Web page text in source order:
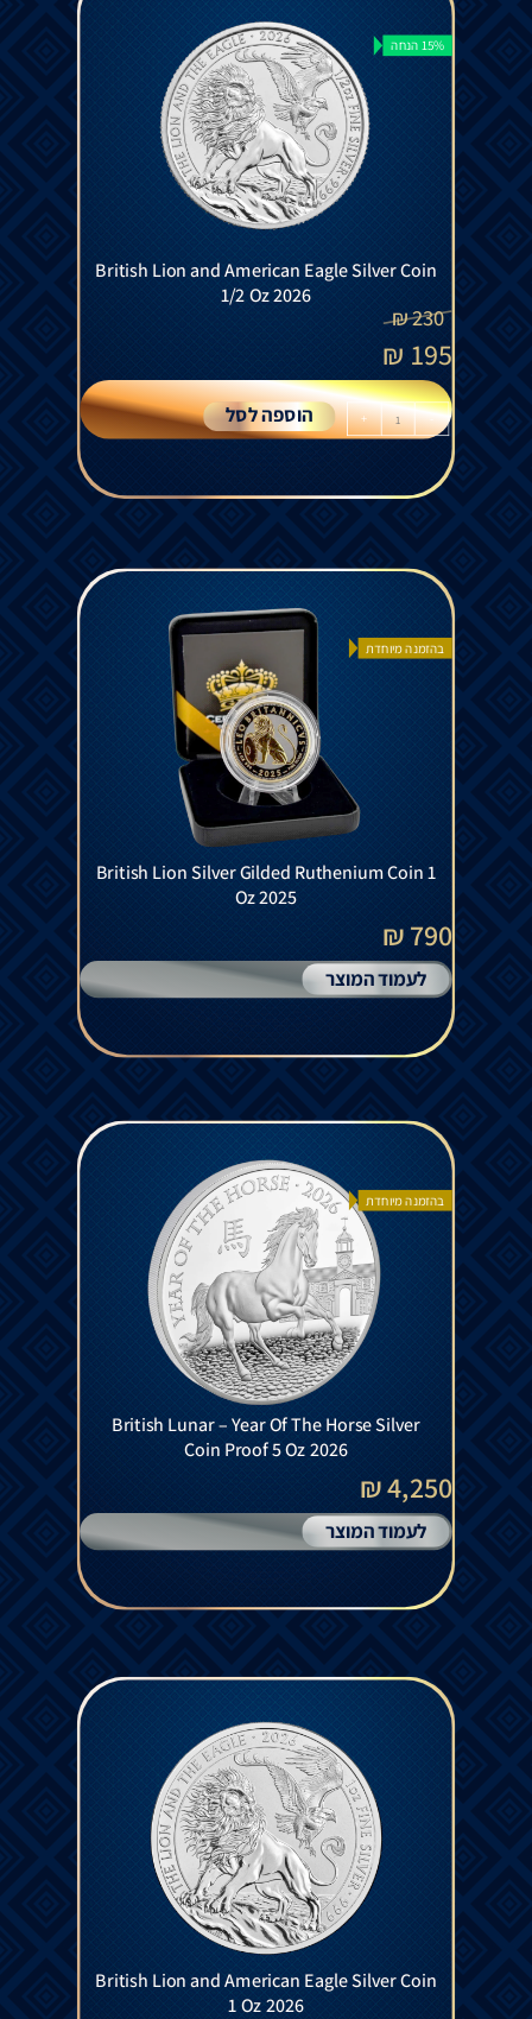
15% הנחה
British Lion and American Eagle Silver Coin
1/2 Oz 2026
230
₪
195
₪
-
+ הוספה לסל
בהזמנה מיוחדת
British Lion Silver Gilded Ruthenium Coin 1
Oz 2025
790 ₪
לעמוד המוצר
בהזמנה מיוחדת
British Lunar – Year Of The Horse Silver
Coin Proof 5 Oz 2026
4,250 ₪
לעמוד המוצר
British Lion and American Eagle Silver Coin
1 Oz 2026